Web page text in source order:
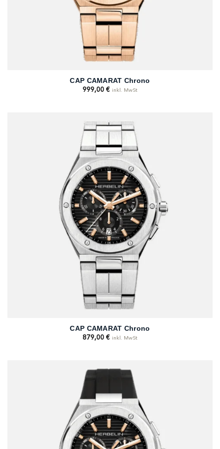
CAP CAMARAT Chrono
999,00 € inkl. MwSt
CAP CAMARAT Chrono
879,00 € inkl. MwSt